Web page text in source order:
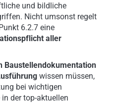
und bildliche
Nicht umsonst regelt
6.2.7 eine
aller
Baustellendokumentation
wissen müssen,
bei wichtigen
der top-aktuellen